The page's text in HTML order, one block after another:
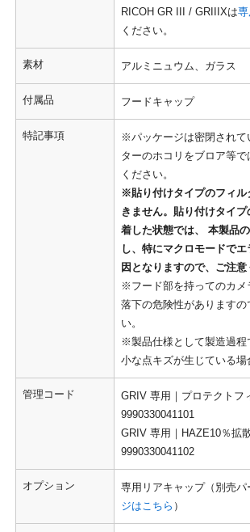
RICOH GR III / GRIIIXは
ください。
素材 アルミニュウム、ガラス
付属品 フードキャップ
特記事項
※パッケージは密閉されて
ターのホコリをブロア等
ください。
※貼り付けタイプのフィル
きません。貼り付けタイ
着した状態では、 本製品
し、特にマクロモードで
因となりますので、ご注意
※フード部を持ってのカメ
落下の危険性がありますの
い。
※製品仕様として製造過程
小な点キズが生じている場
管理コード
GRIV 専用｜プロテクトフ
9990330041101
GRIV 専用｜HAZE10％拡
9990330041102
オプション 専用リアキャップ（別売パ
ジはこちら ）